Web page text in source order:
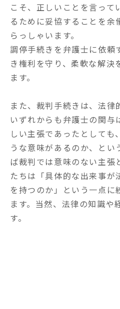
こそ、正しいことを言って
るために妥協することを余
らっしゃいます。
調停手続きを弁護士に依頼
き権利を守り、柔軟な解決
ます。
また、裁判手続きは、法律
いずれからも弁護士の関与
しい主張であったとしても
うな意味があるのか、と
ば裁判では意味のない主張
たちは「具体的な出来事が
を持つのか」という一点に
ます。当然、法律の知識や
す。